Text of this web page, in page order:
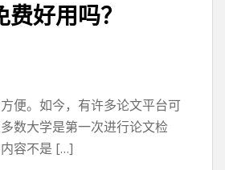
好用吗？
便。如今，有许多论文平台可
数大学是第一次进行论文检
容不是 […]